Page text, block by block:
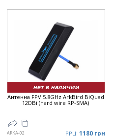
▲
Цена ▼
нет в наличии
Антенна FPV 5.8GHz ArkBird BiQuad
12DBi (hard wire RP-SMA)
ARKA-02 РРЦ: 1180 грн